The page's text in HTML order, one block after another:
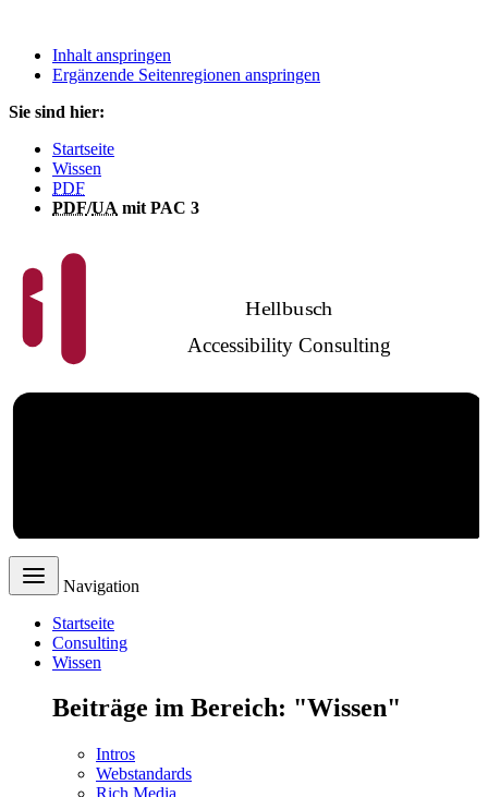
Inhalt anspringen
Ergänzende Seitenregionen anspringen
Sie sind hier:
Startseite
Wissen
PDF
PDF/UA mit PAC 3
Hellbusch
Accessibility Consulting
Navigation
Startseite
Consulting
Wissen
Beiträge im Bereich: "Wissen"
Intros
Webstandards